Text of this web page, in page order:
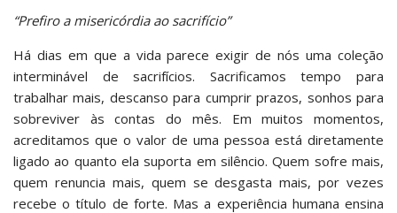
“Prefiro a misericórdia ao sacrifício”
Há dias em que a vida parece exigir de nós uma coleção
interminável de sacrifícios. Sacrificamos tempo para
trabalhar mais, descanso para cumprir prazos, sonhos para
sobreviver às contas do mês. Em muitos momentos,
acreditamos que o valor de uma pessoa está diretamente
ligado ao quanto ela suporta em silêncio. Quem sofre mais,
quem renuncia mais, quem se desgasta mais, por vezes
recebe o título de forte. Mas a experiência humana ensina